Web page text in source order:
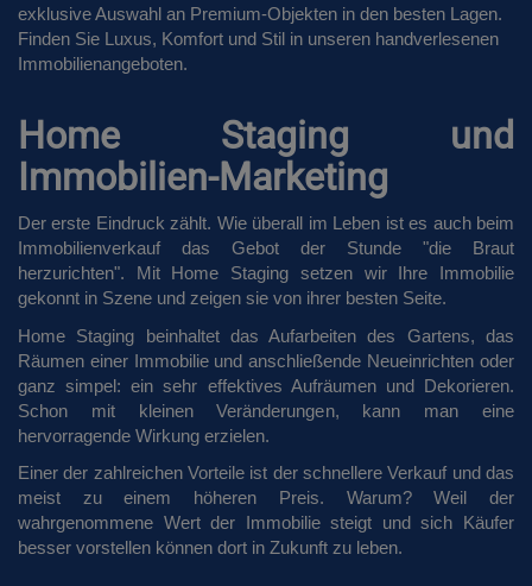
exklusive Auswahl an Premium-Objekten in den besten Lagen.
Finden Sie Luxus, Komfort und Stil in unseren handverlesenen
Immobilienangeboten.
Home Staging und
Immobilien-Marketing
Der erste Eindruck zählt. Wie überall im Leben ist es auch beim
Immobilienverkauf das Gebot der Stunde "die Braut
herzurichten". Mit Home Staging setzen wir Ihre Immobilie
gekonnt in Szene und zeigen sie von ihrer besten Seite.
Home Staging beinhaltet das Aufarbeiten des Gartens, das
Räumen einer Immobilie und anschließende Neueinrichten oder
ganz simpel: ein sehr effektives Aufräumen und Dekorieren.
Schon mit kleinen Veränderungen, kann man eine
hervorragende Wirkung erzielen.
Einer der zahlreichen Vorteile ist der schnellere Verkauf und das
meist zu einem höheren Preis. Warum? Weil der
wahrgenommene Wert der Immobilie steigt und sich Käufer
besser vorstellen können dort in Zukunft zu leben.